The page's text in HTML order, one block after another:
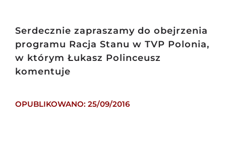
Serdecznie zapraszamy do obejrzenia
programu Racja Stanu w TVP Polonia,
w którym Łukasz Polinceusz
komentuje
OPUBLIKOWANO: 25/09/2016